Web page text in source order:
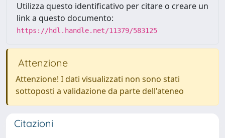
Utilizza questo identificativo per citare o creare un
link a questo documento:
https://hdl.handle.net/11379/583125
Attenzione
Attenzione! I dati visualizzati non sono stati
sottoposti a validazione da parte dell'ateneo
Citazioni